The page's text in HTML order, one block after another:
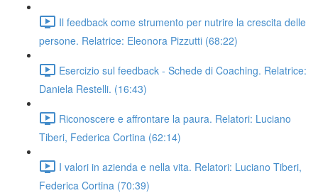
Il feedback come strumento per nutrire la crescita delle
persone. Relatrice: Eleonora Pizzutti (68:22)
Esercizio sul feedback - Schede di Coaching. Relatrice:
Daniela Restelli. (16:43)
Riconoscere e affrontare la paura. Relatori: Luciano
Tiberi, Federica Cortina (62:14)
I valori in azienda e nella vita. Relatori: Luciano Tiberi,
Federica Cortina (70:39)